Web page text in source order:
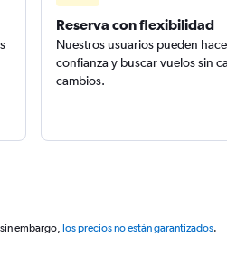
Reserva con flexibilidad
Nuestros usuarios pueden
confianza y buscar vuelos sin
cambios.
embargo, los precios no están garantizados.